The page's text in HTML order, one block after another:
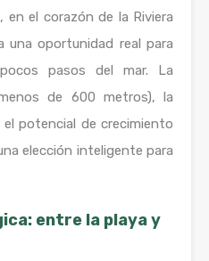
en el corazón de la Riviera
una oportunidad real para
pasos del mar. La
de 600 metros), la
potencial de crecimiento
elección inteligente para
entre la playa y